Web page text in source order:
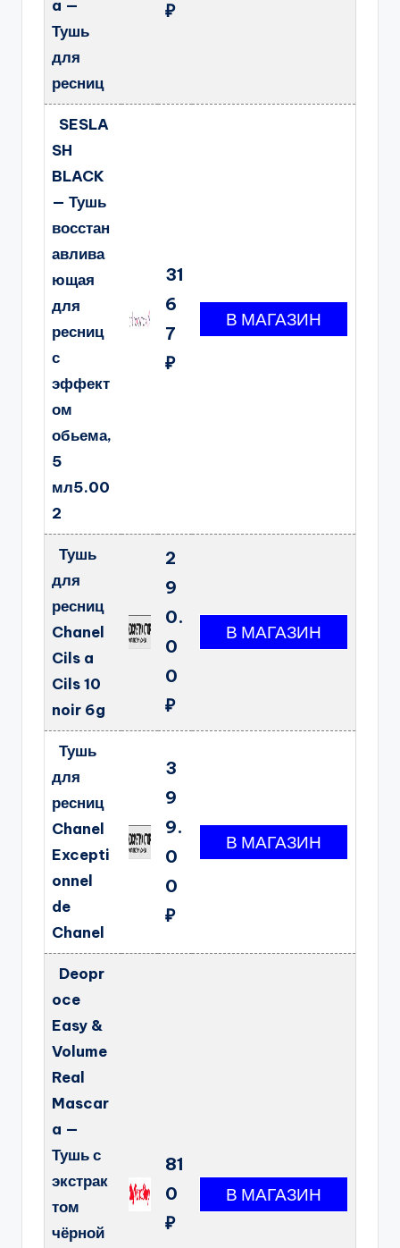
a —
Тушь
для
ресниц
₽
SESLA
SH
BLACK
— Тушь
восстан
авлива
ющая
для
ресниц
с
эффект
ом
обьема,
5
мл5.00
2
31
6
7
₽
Тушь
для
ресниц
Chanel
Cils a
Cils 10
noir 6g
2
9
0.
0
0
₽
Тушь
для
ресниц
Chanel
Excepti
onnel
de
Chanel
3
9
9.
0
0
₽
Deopr
oce
Easy &
Volume
Real
Mascar
a —
Тушь с
экстрак
том
чёрной
81
0
₽